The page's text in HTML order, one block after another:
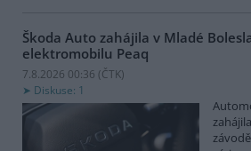
Škoda Auto zahájila v Mladé
elektromobilu Peaq
7.8.2026 00:36 (ČTK)
Diskuse: 1